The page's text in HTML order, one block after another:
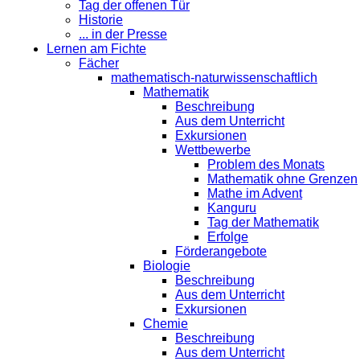
Tag der offenen Tür
Historie
... in der Presse
Lernen am Fichte
Fächer
mathematisch-naturwissenschaftlich
Mathematik
Beschreibung
Aus dem Unterricht
Exkursionen
Wettbewerbe
Problem des Monats
Mathematik ohne Grenzen
Mathe im Advent
Kanguru
Tag der Mathematik
Erfolge
Förderangebote
Biologie
Beschreibung
Aus dem Unterricht
Exkursionen
Chemie
Beschreibung
Aus dem Unterricht